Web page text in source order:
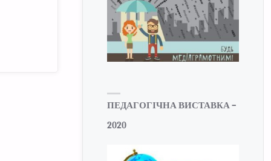
ПЕДАГОГІЧНА ВИСТАВКА –
2020